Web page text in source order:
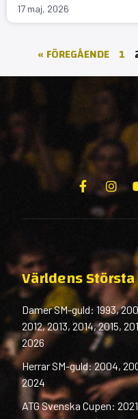
17 maj, 2026
« FÖREGÅENDE 1
Världens
Damer SM-guld: 1993,
2012, 2013, 2014, 2015,
2026
Herrar SM-guld: 2004,
2024
ATG Svenska Cupen: